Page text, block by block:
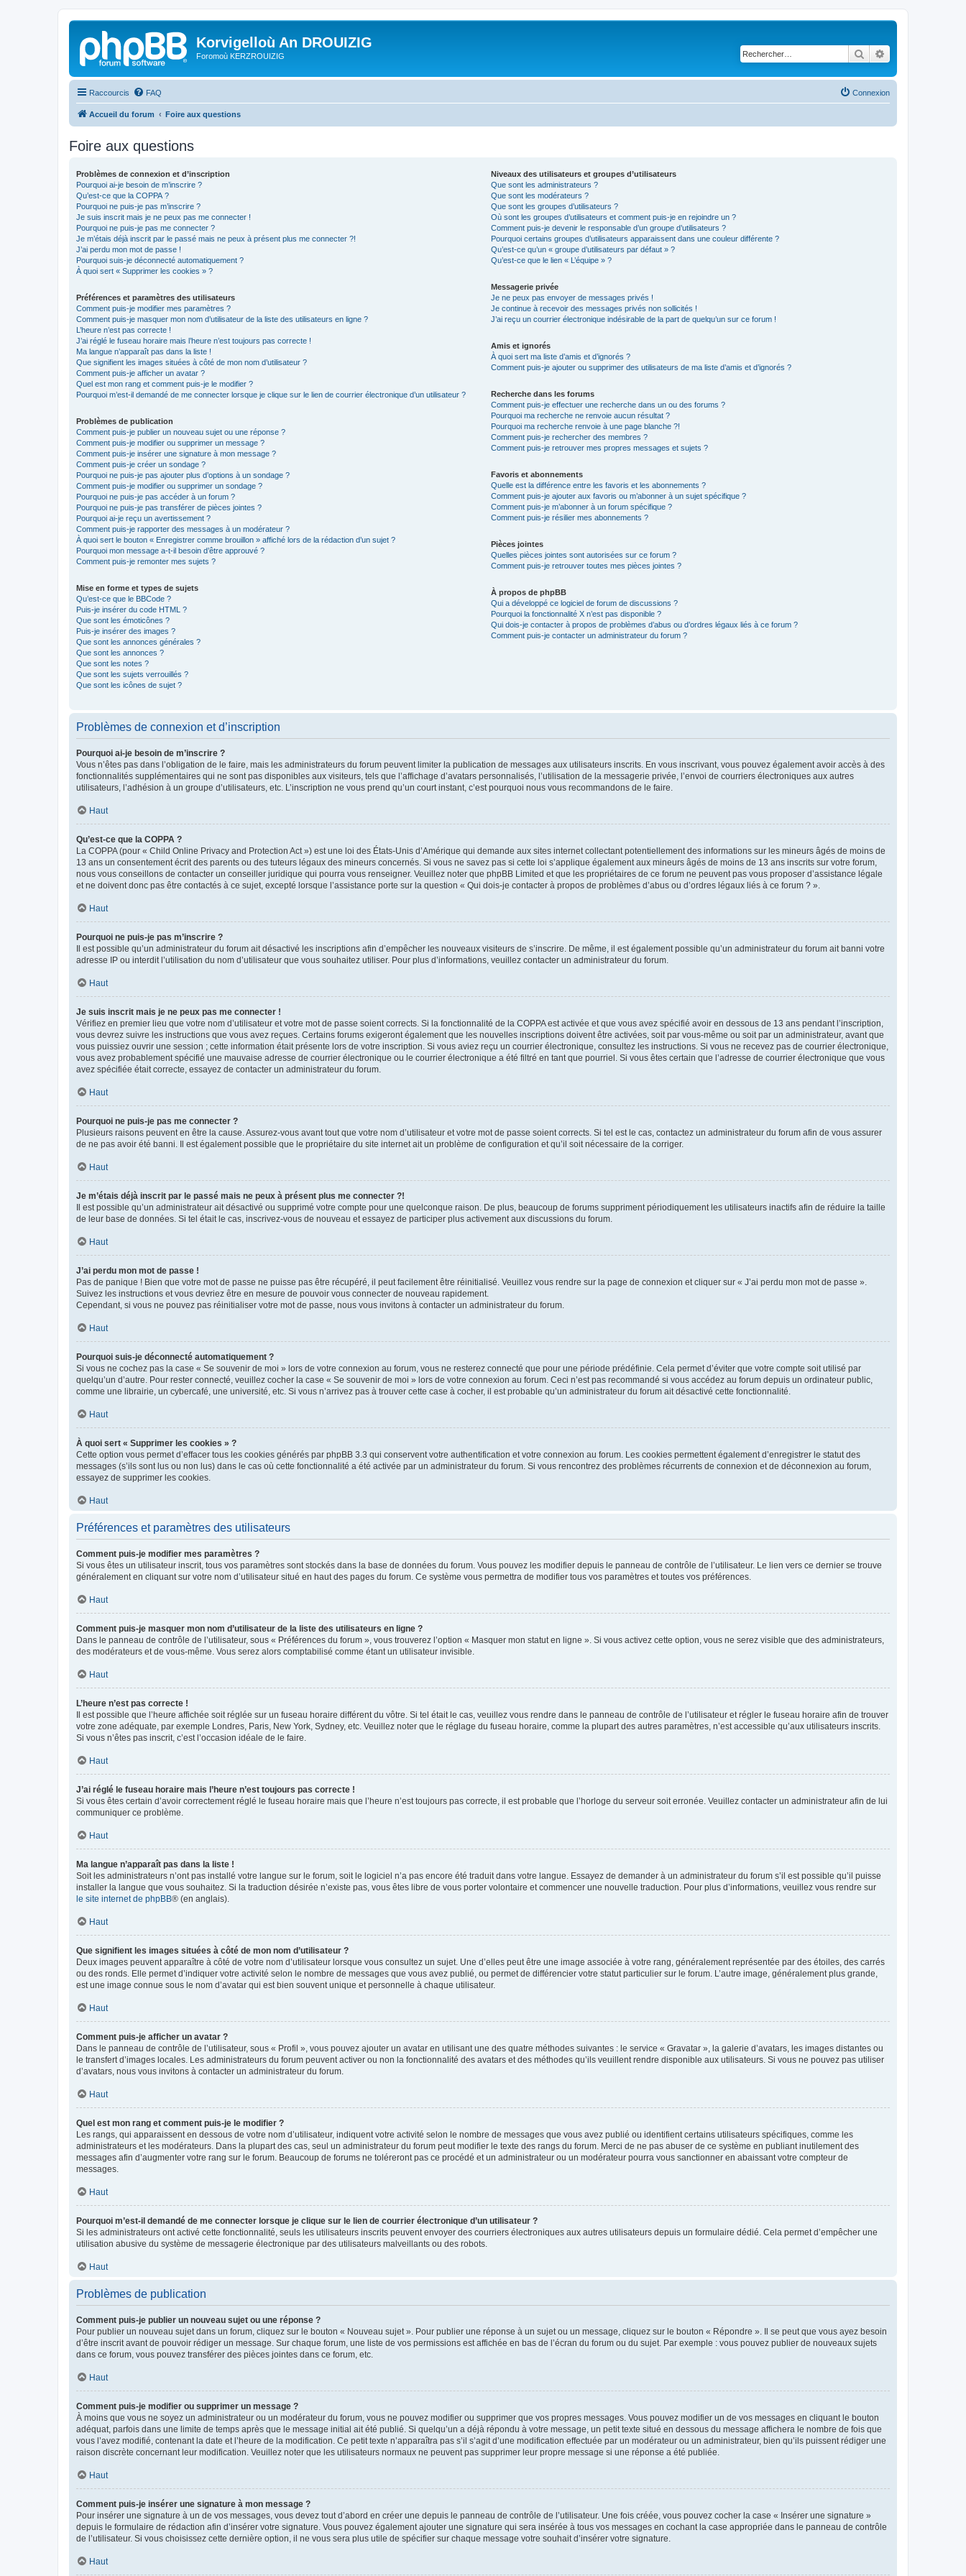
Korvigelloù An DROUIZIG
Foromoù KERZROUIZIG Rechercher
Raccourcis FAQ Connexion
Accueil du forum Foire aux questions
Foire aux questions
Problèmes de connexion et d’inscription
Pourquoi ai-je besoin de m’inscrire ?
Qu’est-ce que la COPPA ?
Pourquoi ne puis-je pas m’inscrire ?
Je suis inscrit mais je ne peux pas me connecter !
Pourquoi ne puis-je pas me connecter ?
Je m’étais déjà inscrit par le passé mais ne peux à présent plus me connecter ?!
J’ai perdu mon mot de passe !
Pourquoi suis-je déconnecté automatiquement ?
À quoi sert « Supprimer les cookies » ?
Préférences et paramètres des utilisateurs
Comment puis-je modifier mes paramètres ?
Comment puis-je masquer mon nom d’utilisateur de la liste des utilisateurs en ligne ?
L’heure n’est pas correcte !
J’ai réglé le fuseau horaire mais l’heure n’est toujours pas correcte !
Ma langue n’apparaît pas dans la liste !
Que signifient les images situées à côté de mon nom d’utilisateur ?
Comment puis-je afficher un avatar ?
Quel est mon rang et comment puis-je le modifier ?
Pourquoi m’est-il demandé de me connecter lorsque je clique sur le lien de courrier électronique d’un utilisateur ?
Problèmes de publication
Comment puis-je publier un nouveau sujet ou une réponse ?
Comment puis-je modifier ou supprimer un message ?
Comment puis-je insérer une signature à mon message ?
Comment puis-je créer un sondage ?
Pourquoi ne puis-je pas ajouter plus d’options à un sondage ?
Comment puis-je modifier ou supprimer un sondage ?
Pourquoi ne puis-je pas accéder à un forum ?
Pourquoi ne puis-je pas transférer de pièces jointes ?
Pourquoi ai-je reçu un avertissement ?
Comment puis-je rapporter des messages à un modérateur ?
À quoi sert le bouton « Enregistrer comme brouillon » affiché lors de la rédaction d’un sujet ?
Pourquoi mon message a-t-il besoin d’être approuvé ?
Comment puis-je remonter mes sujets ?
Mise en forme et types de sujets
Qu’est-ce que le BBCode ?
Puis-je insérer du code HTML ?
Que sont les émoticônes ?
Puis-je insérer des images ?
Que sont les annonces générales ?
Que sont les annonces ?
Que sont les notes ?
Que sont les sujets verrouillés ?
Que sont les icônes de sujet ?
Niveaux des utilisateurs et groupes d’utilisateurs
Que sont les administrateurs ?
Que sont les modérateurs ?
Que sont les groupes d’utilisateurs ?
Où sont les groupes d’utilisateurs et comment puis-je en rejoindre un ?
Comment puis-je devenir le responsable d’un groupe d’utilisateurs ?
Pourquoi certains groupes d’utilisateurs apparaissent dans une couleur différente ?
Qu’est-ce qu’un « groupe d’utilisateurs par défaut » ?
Qu’est-ce que le lien « L’équipe » ?
Messagerie privée
Je ne peux pas envoyer de messages privés !
Je continue à recevoir des messages privés non sollicités !
J’ai reçu un courrier électronique indésirable de la part de quelqu’un sur ce forum !
Amis et ignorés
À quoi sert ma liste d’amis et d’ignorés ?
Comment puis-je ajouter ou supprimer des utilisateurs de ma liste d’amis et d’ignorés ?
Recherche dans les forums
Comment puis-je effectuer une recherche dans un ou des forums ?
Pourquoi ma recherche ne renvoie aucun résultat ?
Pourquoi ma recherche renvoie à une page blanche ?!
Comment puis-je rechercher des membres ?
Comment puis-je retrouver mes propres messages et sujets ?
Favoris et abonnements
Quelle est la différence entre les favoris et les abonnements ?
Comment puis-je ajouter aux favoris ou m’abonner à un sujet spécifique ?
Comment puis-je m’abonner à un forum spécifique ?
Comment puis-je résilier mes abonnements ?
Pièces jointes
Quelles pièces jointes sont autorisées sur ce forum ?
Comment puis-je retrouver toutes mes pièces jointes ?
À propos de phpBB
Qui a développé ce logiciel de forum de discussions ?
Pourquoi la fonctionnalité X n’est pas disponible ?
Qui dois-je contacter à propos de problèmes d’abus ou d’ordres légaux liés à ce forum ?
Comment puis-je contacter un administrateur du forum ?
Problèmes de connexion et d’inscription
Pourquoi ai-je besoin de m’inscrire ?
Vous n’êtes pas dans l’obligation de le faire, mais les administrateurs du forum peuvent limiter la publication de messages aux utilisateurs inscrits. En vous inscrivant, vous pouvez également avoir accès à des
fonctionnalités supplémentaires qui ne sont pas disponibles aux visiteurs, tels que l’affichage d’avatars personnalisés, l’utilisation de la messagerie privée, l’envoi de courriers électroniques aux autres
utilisateurs, l’adhésion à un groupe d’utilisateurs, etc. L’inscription ne vous prend qu’un court instant, c’est pourquoi nous vous recommandons de le faire.
Haut
Qu’est-ce que la COPPA ?
La COPPA (pour « Child Online Privacy and Protection Act ») est une loi des États-Unis d’Amérique qui demande aux sites internet collectant potentiellement des informations sur les mineurs âgés de moins de
13 ans un consentement écrit des parents ou des tuteurs légaux des mineurs concernés. Si vous ne savez pas si cette loi s’applique également aux mineurs âgés de moins de 13 ans inscrits sur votre forum,
nous vous conseillons de contacter un conseiller juridique qui pourra vous renseigner. Veuillez noter que phpBB Limited et que les propriétaires de ce forum ne peuvent pas vous proposer d’assistance légale
et ne doivent donc pas être contactés à ce sujet, excepté lorsque l’assistance porte sur la question « Qui dois-je contacter à propos de problèmes d’abus ou d’ordres légaux liés à ce forum ? ».
Haut
Pourquoi ne puis-je pas m’inscrire ?
Il est possible qu’un administrateur du forum ait désactivé les inscriptions afin d’empêcher les nouveaux visiteurs de s’inscrire. De même, il est également possible qu’un administrateur du forum ait banni votre
adresse IP ou interdit l’utilisation du nom d’utilisateur que vous souhaitez utiliser. Pour plus d’informations, veuillez contacter un administrateur du forum.
Haut
Je suis inscrit mais je ne peux pas me connecter !
Vérifiez en premier lieu que votre nom d’utilisateur et votre mot de passe soient corrects. Si la fonctionnalité de la COPPA est activée et que vous avez spécifié avoir en dessous de 13 ans pendant l’inscription,
vous devrez suivre les instructions que vous avez reçues. Certains forums exigeront également que les nouvelles inscriptions doivent être activées, soit par vous-même ou soit par un administrateur, avant que
vous puissiez ouvrir une session ; cette information était présente lors de votre inscription. Si vous aviez reçu un courrier électronique, consultez les instructions. Si vous ne recevez pas de courrier électronique,
vous avez probablement spécifié une mauvaise adresse de courrier électronique ou le courrier électronique a été filtré en tant que pourriel. Si vous êtes certain que l’adresse de courrier électronique que vous
avez spécifiée était correcte, essayez de contacter un administrateur du forum.
Haut
Pourquoi ne puis-je pas me connecter ?
Plusieurs raisons peuvent en être la cause. Assurez-vous avant tout que votre nom d’utilisateur et votre mot de passe soient corrects. Si tel est le cas, contactez un administrateur du forum afin de vous assurer
de ne pas avoir été banni. Il est également possible que le propriétaire du site internet ait un problème de configuration et qu’il soit nécessaire de la corriger.
Haut
Je m’étais déjà inscrit par le passé mais ne peux à présent plus me connecter ?!
Il est possible qu’un administrateur ait désactivé ou supprimé votre compte pour une quelconque raison. De plus, beaucoup de forums suppriment périodiquement les utilisateurs inactifs afin de réduire la taille
de leur base de données. Si tel était le cas, inscrivez-vous de nouveau et essayez de participer plus activement aux discussions du forum.
Haut
J’ai perdu mon mot de passe !
Pas de panique ! Bien que votre mot de passe ne puisse pas être récupéré, il peut facilement être réinitialisé. Veuillez vous rendre sur la page de connexion et cliquer sur « J’ai perdu mon mot de passe ».
Suivez les instructions et vous devriez être en mesure de pouvoir vous connecter de nouveau rapidement.
Cependant, si vous ne pouvez pas réinitialiser votre mot de passe, nous vous invitons à contacter un administrateur du forum.
Haut
Pourquoi suis-je déconnecté automatiquement ?
Si vous ne cochez pas la case « Se souvenir de moi » lors de votre connexion au forum, vous ne resterez connecté que pour une période prédéfinie. Cela permet d’éviter que votre compte soit utilisé par
quelqu’un d’autre. Pour rester connecté, veuillez cocher la case « Se souvenir de moi » lors de votre connexion au forum. Ceci n’est pas recommandé si vous accédez au forum depuis un ordinateur public,
comme une librairie, un cybercafé, une université, etc. Si vous n’arrivez pas à trouver cette case à cocher, il est probable qu’un administrateur du forum ait désactivé cette fonctionnalité.
Haut
À quoi sert « Supprimer les cookies » ?
Cette option vous permet d’effacer tous les cookies générés par phpBB 3.3 qui conservent votre authentification et votre connexion au forum. Les cookies permettent également d’enregistrer le statut des
messages (s’ils sont lus ou non lus) dans le cas où cette fonctionnalité a été activée par un administrateur du forum. Si vous rencontrez des problèmes récurrents de connexion et de déconnexion au forum,
essayez de supprimer les cookies.
Haut
Préférences et paramètres des utilisateurs
Comment puis-je modifier mes paramètres ?
Si vous êtes un utilisateur inscrit, tous vos paramètres sont stockés dans la base de données du forum. Vous pouvez les modifier depuis le panneau de contrôle de l’utilisateur. Le lien vers ce dernier se trouve
généralement en cliquant sur votre nom d’utilisateur situé en haut des pages du forum. Ce système vous permettra de modifier tous vos paramètres et toutes vos préférences.
Haut
Comment puis-je masquer mon nom d’utilisateur de la liste des utilisateurs en ligne ?
Dans le panneau de contrôle de l’utilisateur, sous « Préférences du forum », vous trouverez l’option « Masquer mon statut en ligne ». Si vous activez cette option, vous ne serez visible que des administrateurs,
des modérateurs et de vous-même. Vous serez alors comptabilisé comme étant un utilisateur invisible.
Haut
L’heure n’est pas correcte !
Il est possible que l’heure affichée soit réglée sur un fuseau horaire différent du vôtre. Si tel était le cas, veuillez vous rendre dans le panneau de contrôle de l’utilisateur et régler le fuseau horaire afin de trouver
votre zone adéquate, par exemple Londres, Paris, New York, Sydney, etc. Veuillez noter que le réglage du fuseau horaire, comme la plupart des autres paramètres, n’est accessible qu’aux utilisateurs inscrits.
Si vous n’êtes pas inscrit, c’est l’occasion idéale de le faire.
Haut
J’ai réglé le fuseau horaire mais l’heure n’est toujours pas correcte !
Si vous êtes certain d’avoir correctement réglé le fuseau horaire mais que l’heure n’est toujours pas correcte, il est probable que l’horloge du serveur soit erronée. Veuillez contacter un administrateur afin de lui
communiquer ce problème.
Haut
Ma langue n’apparaît pas dans la liste !
Soit les administrateurs n’ont pas installé votre langue sur le forum, soit le logiciel n’a pas encore été traduit dans votre langue. Essayez de demander à un administrateur du forum s’il est possible qu’il puisse
installer la langue que vous souhaitez. Si la traduction désirée n’existe pas, vous êtes libre de vous porter volontaire et commencer une nouvelle traduction. Pour plus d’informations, veuillez vous rendre sur
le site internet de phpBB® (en anglais).
Haut
Que signifient les images situées à côté de mon nom d’utilisateur ?
Deux images peuvent apparaître à côté de votre nom d’utilisateur lorsque vous consultez un sujet. Une d’elles peut être une image associée à votre rang, généralement représentée par des étoiles, des carrés
ou des ronds. Elle permet d’indiquer votre activité selon le nombre de messages que vous avez publié, ou permet de différencier votre statut particulier sur le forum. L’autre image, généralement plus grande,
est une image connue sous le nom d’avatar qui est bien souvent unique et personnelle à chaque utilisateur.
Haut
Comment puis-je afficher un avatar ?
Dans le panneau de contrôle de l’utilisateur, sous « Profil », vous pouvez ajouter un avatar en utilisant une des quatre méthodes suivantes : le service « Gravatar », la galerie d’avatars, les images distantes ou
le transfert d’images locales. Les administrateurs du forum peuvent activer ou non la fonctionnalité des avatars et des méthodes qu’ils veuillent rendre disponible aux utilisateurs. Si vous ne pouvez pas utiliser
d’avatars, nous vous invitons à contacter un administrateur du forum.
Haut
Quel est mon rang et comment puis-je le modifier ?
Les rangs, qui apparaissent en dessous de votre nom d’utilisateur, indiquent votre activité selon le nombre de messages que vous avez publié ou identifient certains utilisateurs spécifiques, comme les
administrateurs et les modérateurs. Dans la plupart des cas, seul un administrateur du forum peut modifier le texte des rangs du forum. Merci de ne pas abuser de ce système en publiant inutilement des
messages afin d’augmenter votre rang sur le forum. Beaucoup de forums ne toléreront pas ce procédé et un administrateur ou un modérateur pourra vous sanctionner en abaissant votre compteur de
messages.
Haut
Pourquoi m’est-il demandé de me connecter lorsque je clique sur le lien de courrier électronique d’un utilisateur ?
Si les administrateurs ont activé cette fonctionnalité, seuls les utilisateurs inscrits peuvent envoyer des courriers électroniques aux autres utilisateurs depuis un formulaire dédié. Cela permet d’empêcher une
utilisation abusive du système de messagerie électronique par des utilisateurs malveillants ou des robots.
Haut
Problèmes de publication
Comment puis-je publier un nouveau sujet ou une réponse ?
Pour publier un nouveau sujet dans un forum, cliquez sur le bouton « Nouveau sujet ». Pour publier une réponse à un sujet ou un message, cliquez sur le bouton « Répondre ». Il se peut que vous ayez besoin
d’être inscrit avant de pouvoir rédiger un message. Sur chaque forum, une liste de vos permissions est affichée en bas de l’écran du forum ou du sujet. Par exemple : vous pouvez publier de nouveaux sujets
dans ce forum, vous pouvez transférer des pièces jointes dans ce forum, etc.
Haut
Comment puis-je modifier ou supprimer un message ?
À moins que vous ne soyez un administrateur ou un modérateur du forum, vous ne pouvez modifier ou supprimer que vos propres messages. Vous pouvez modifier un de vos messages en cliquant le bouton
adéquat, parfois dans une limite de temps après que le message initial ait été publié. Si quelqu’un a déjà répondu à votre message, un petit texte situé en dessous du message affichera le nombre de fois que
vous l’avez modifié, contenant la date et l’heure de la modification. Ce petit texte n’apparaîtra pas s’il s’agit d’une modification effectuée par un modérateur ou un administrateur, bien qu’ils puissent rédiger une
raison discrète concernant leur modification. Veuillez noter que les utilisateurs normaux ne peuvent pas supprimer leur propre message si une réponse a été publiée.
Haut
Comment puis-je insérer une signature à mon message ?
Pour insérer une signature à un de vos messages, vous devez tout d’abord en créer une depuis le panneau de contrôle de l’utilisateur. Une fois créée, vous pouvez cocher la case « Insérer une signature »
depuis le formulaire de rédaction afin d’insérer votre signature. Vous pouvez également ajouter une signature qui sera insérée à tous vos messages en cochant la case appropriée dans le panneau de contrôle
de l’utilisateur. Si vous choisissez cette dernière option, il ne vous sera plus utile de spécifier sur chaque message votre souhait d’insérer votre signature.
Haut